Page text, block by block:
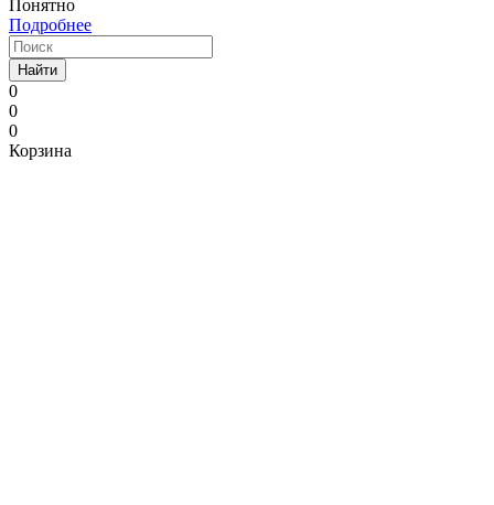
Понятно
Подробнее
Найти
0
0
0
Корзина